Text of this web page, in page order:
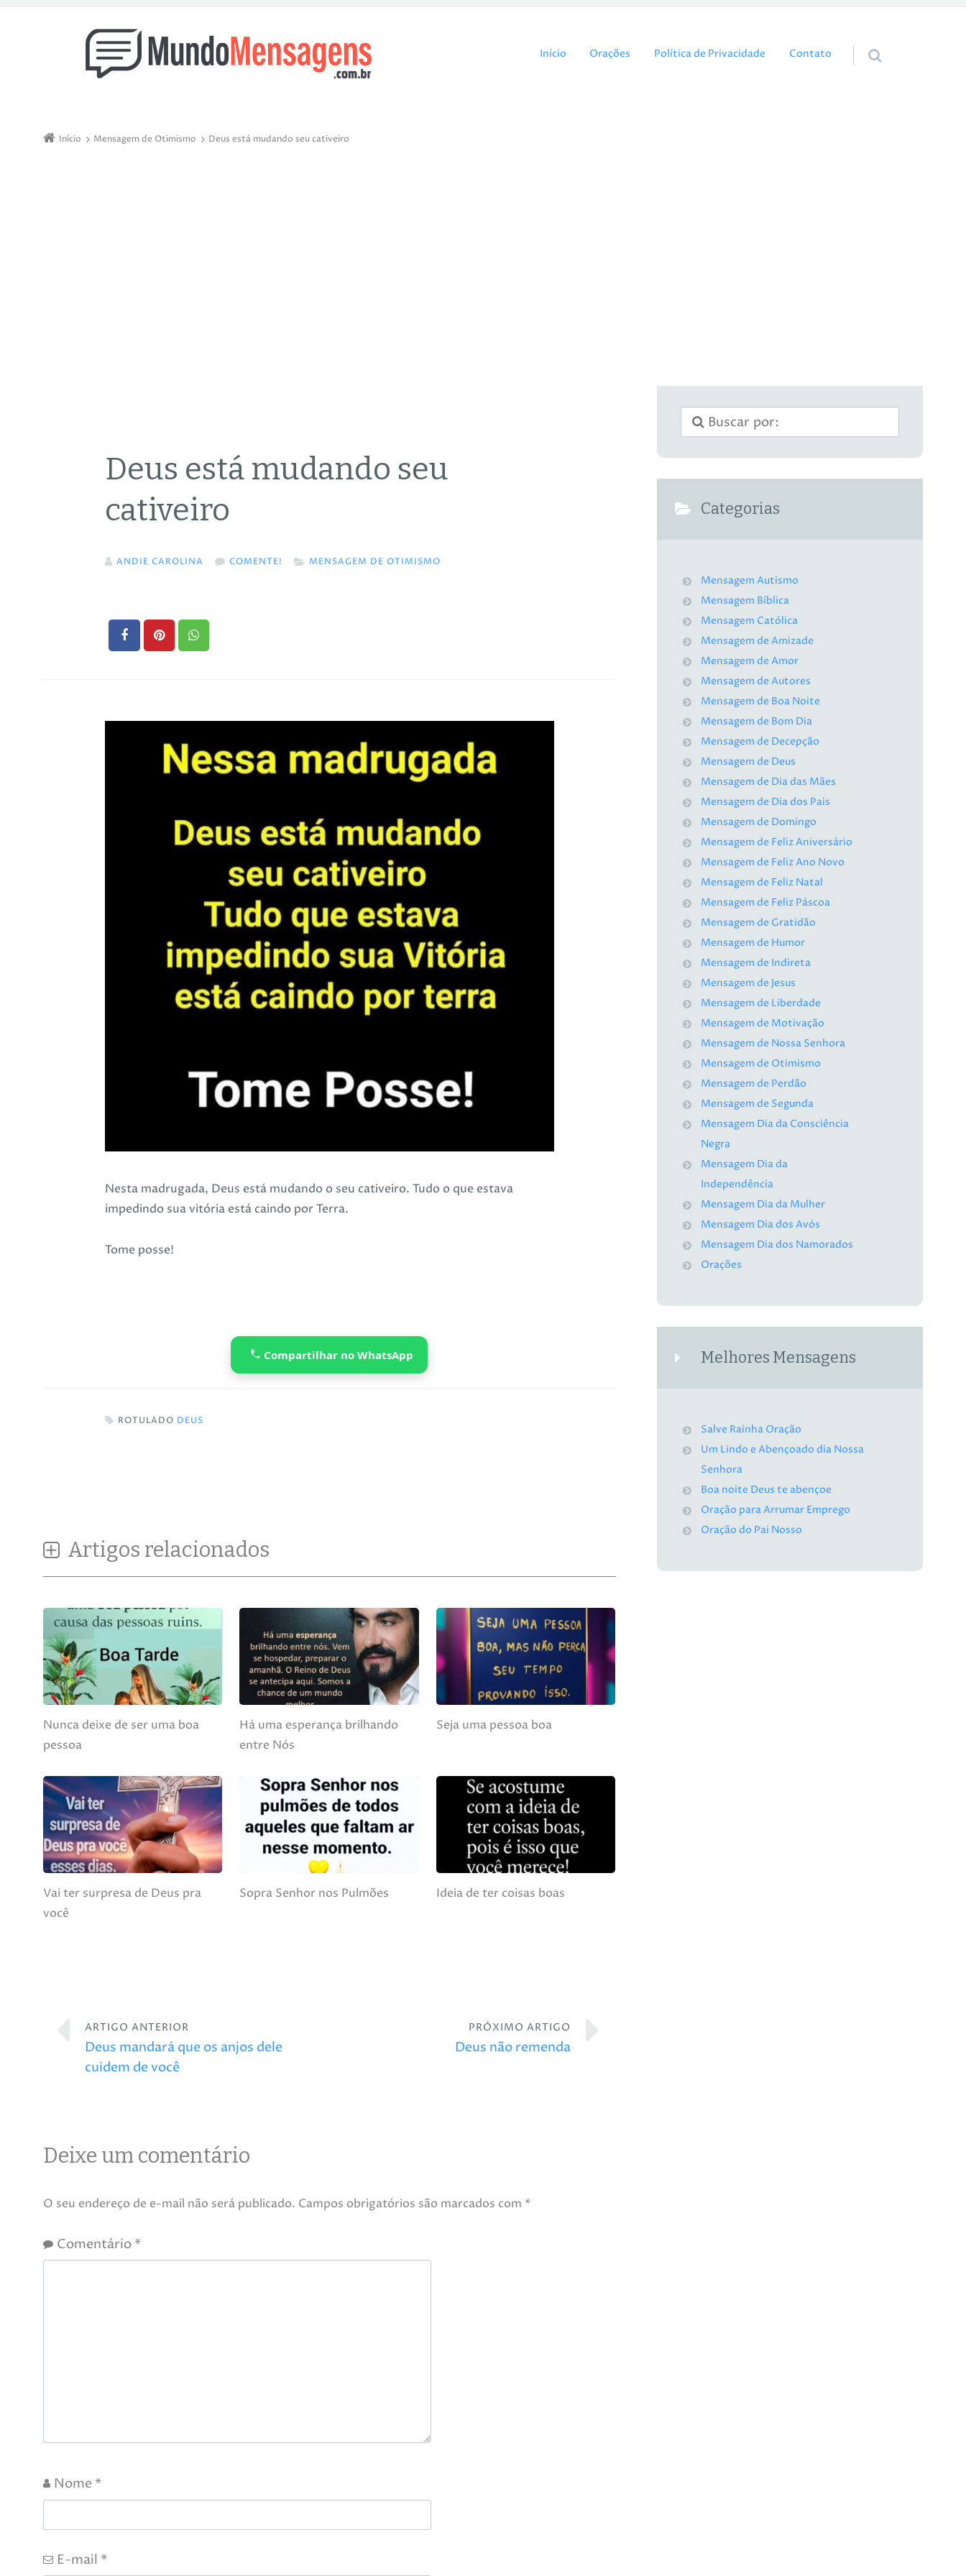
Pular para o conteúdo
Início Orações Política de Privacidade Contato
Início Mensagem de Otimismo Deus está mudando seu cativeiro
Deus está mudando seu
cativeiro
ANDIE CAROLINA COMENTE! MENSAGEM DE OTIMISMO
Nesta madrugada, Deus está mudando o seu cativeiro. Tudo o que estava
impedindo sua vitória está caindo por Terra.
Tome posse!
Compartilhar no WhatsApp
ROTULADO DEUS
Artigos relacionados
Nunca deixe de ser uma boa
pessoa
Há uma esperança brilhando
entre Nós
Seja uma pessoa boa
Vai ter surpresa de Deus pra
você
Sopra Senhor nos Pulmões Ideia de ter coisas boas
ARTIGO ANTERIOR
Deus mandará que os anjos dele
cuidem de você
PRÓXIMO ARTIGO
Deus não remenda
Deixe um comentário
O seu endereço de e-mail não será publicado. Campos obrigatórios são marcados com *
Comentário *
Nome *
E-mail *
Categorias
Mensagem Autismo
Mensagem Bíblica
Mensagem Católica
Mensagem de Amizade
Mensagem de Amor
Mensagem de Autores
Mensagem de Boa Noite
Mensagem de Bom Dia
Mensagem de Decepção
Mensagem de Deus
Mensagem de Dia das Mães
Mensagem de Dia dos Pais
Mensagem de Domingo
Mensagem de Feliz Aniversário
Mensagem de Feliz Ano Novo
Mensagem de Feliz Natal
Mensagem de Feliz Páscoa
Mensagem de Gratidão
Mensagem de Humor
Mensagem de Indireta
Mensagem de Jesus
Mensagem de Liberdade
Mensagem de Motivação
Mensagem de Nossa Senhora
Mensagem de Otimismo
Mensagem de Perdão
Mensagem de Segunda
Mensagem Dia da Consciência
Negra
Mensagem Dia da
Independência
Mensagem Dia da Mulher
Mensagem Dia dos Avós
Mensagem Dia dos Namorados
Orações
Melhores Mensagens
Salve Rainha Oração
Um Lindo e Abençoado dia Nossa
Senhora
Boa noite Deus te abençoe
Oração para Arrumar Emprego
Oração do Pai Nosso